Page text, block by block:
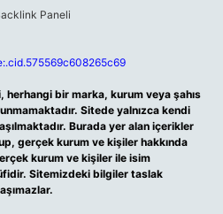
herhangi bir marka, kurum veya şahıs
Sitede yalnızca kendi
Burada yer alan içerikler
gerçek kurum ve kişiler hakkında
kurum ve kişiler ile isim
Sitemizdeki bilgiler taslak